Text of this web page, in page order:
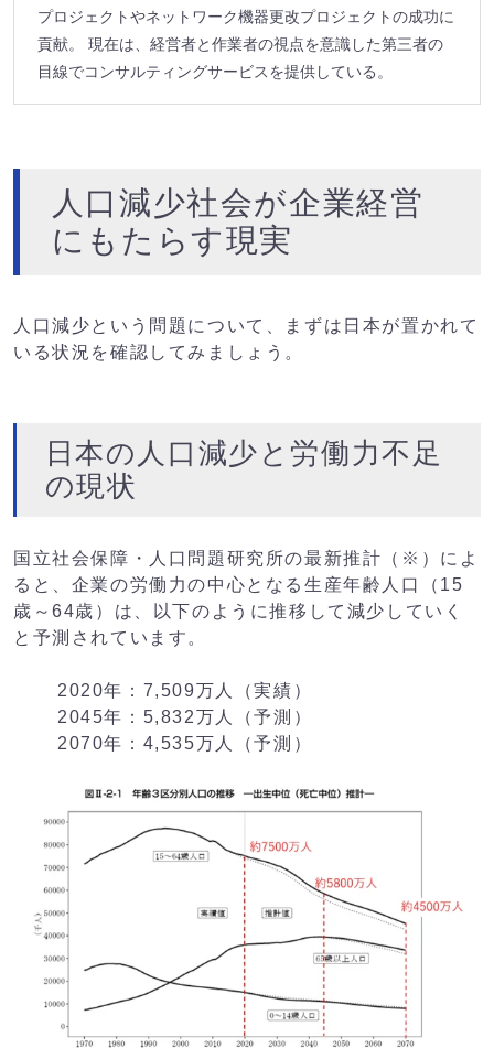
プロジェクトやネットワーク機器更改プロジェクトの成功に
貢献。 現在は、経営者と作業者の視点を意識した第三者の
目線でコンサルティングサービスを提供している。
人口減少社会が企業経営
にもたらす現実
人口減少という問題について、まずは日本が置かれて
いる状況を確認してみましょう。
日本の人口減少と労働力不足
の現状
国立社会保障・人口問題研究所の最新推計（※）によ
ると、企業の労働力の中心となる生産年齢人口（15
歳～64歳）は、以下のように推移して減少していく
と予測されています。
2020年：7,509万人（実績）
2045年：5,832万人（予測）
2070年：4,535万人（予測）